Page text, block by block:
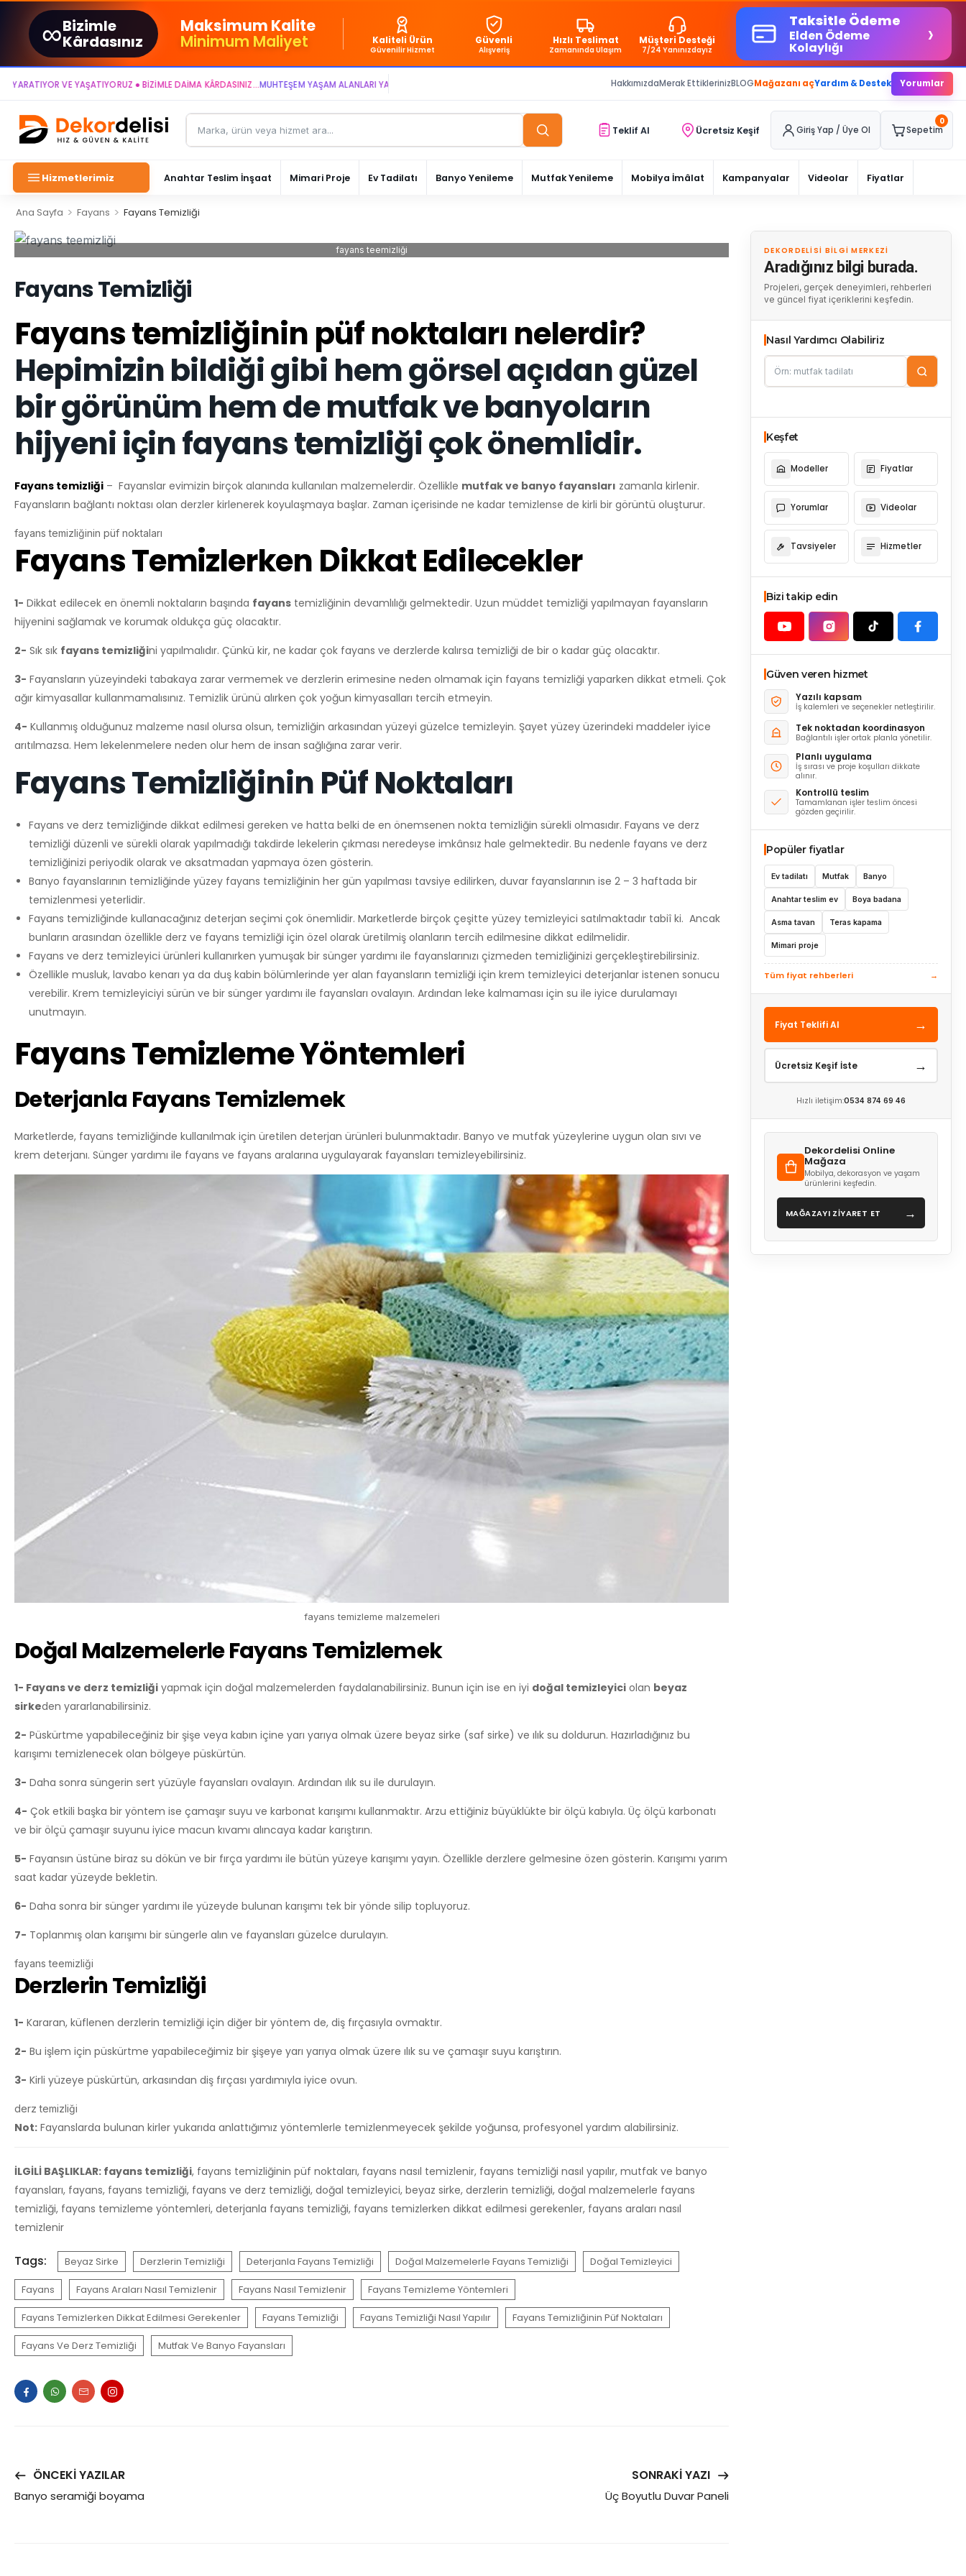
∞Bizimle
Kârdasınız
Maksimum Kalite
Minimum Maliyet Kaliteli Ürün
Güvenilir Hizmet
Güvenli
Alışveriş
Hızlı Teslimat
Zamanında Ulaşım
Müşteri Desteği
7/24 Yanınızdayız
Taksitle Ödeme
Elden Ödeme
Kolaylığı ›
VE YAŞATIYORUZ ● BİZİMLE DAİMA KÂRDASINIZ...MUHTEŞEM YAŞAM ALANLARI YARATIYOR VE YAŞATIYORUZ ● BİZİMLE DAİMA KÂRDASINIZ... HakkımızdaMerak EttiklerinizBLOGMağazanı açYardım & Destek Yorumlar
Teklif Al Ücretsiz Keşif Giriş Yap / Üye Ol
0
Sepetim
Hizmetlerimiz Anahtar Teslim İnşaat Mimari Proje Ev Tadilatı Banyo Yenileme Mutfak Yenileme Mobilya İmâlat Kampanyalar Videolar Fiyatlar
Ana Sayfa > Fayans > Fayans Temizliği
DEKORDELISI BILGI MERKEZI
Aradığınız bilgi burada.
Projeleri, gerçek deneyimleri, rehberleri
ve güncel fiyat içeriklerini keşfedin.
Nasıl Yardımcı Olabiliriz
Keşfet
Modeller Fiyatlar
Yorumlar Videolar
Tavsiyeler Hizmetler
Bizi takip edin
Güven veren hizmet
Yazılı kapsam
İş kalemleri ve seçenekler netleştirilir.
Tek noktadan koordinasyon
Bağlantılı işler ortak planla yönetilir.
Planlı uygulama
İş sırası ve proje koşulları dikkate
alınır.
Kontrollü teslim
Tamamlanan işler teslim öncesi
gözden geçirilir.
Popüler fiyatlar
Ev tadilatı Mutfak Banyo
Anahtar teslim ev Boya badana
Asma tavan Teras kapama
Mimari proje
Tüm fiyat rehberleri →
Fiyat Teklifi Al →
Ücretsiz Keşif İste →
Hızlı iletişim:0534 874 69 46
Dekordelisi Online
Mağaza
Mobilya, dekorasyon ve yaşam
ürünlerini keşfedin.
MAĞAZAYI ZİYARET ET →
fayans teemizliği
Fayans Temizliği
Fayans temizliğinin püf noktaları nelerdir?
Hepimizin bildiği gibi hem görsel açıdan güzel
bir görünüm hem de mutfak ve banyoların
hijyeni için fayans temizliği çok önemlidir.
Fayans temizliği – Fayanslar evimizin birçok alanında kullanılan malzemelerdir. Özellikle mutfak ve banyo fayansları zamanla kirlenir.
Fayansların bağlantı noktası olan derzler kirlenerek koyulaşmaya başlar. Zaman içerisinde ne kadar temizlense de kirli bir görüntü oluşturur.
fayans temizliğinin püf noktaları
Fayans Temizlerken Dikkat Edilecekler
1- Dikkat edilecek en önemli noktaların başında fayans temizliğinin devamlılığı gelmektedir. Uzun müddet temizliği yapılmayan fayansların
hijyenini sağlamak ve korumak oldukça güç olacaktır.
2- Sık sık fayans temizliğini yapılmalıdır. Çünkü kir, ne kadar çok fayans ve derzlerde kalırsa temizliği de bir o kadar güç olacaktır.
3- Fayansların yüzeyindeki tabakaya zarar vermemek ve derzlerin erimesine neden olmamak için fayans temizliği yaparken dikkat etmeli. Çok
ağır kimyasallar kullanmamalısınız. Temizlik ürünü alırken çok yoğun kimyasalları tercih etmeyin.
4- Kullanmış olduğunuz malzeme nasıl olursa olsun, temizliğin arkasından yüzeyi güzelce temizleyin. Şayet yüzey üzerindeki maddeler iyice
arıtılmazsa. Hem lekelenmelere neden olur hem de insan sağlığına zarar verir.
Fayans Temizliğinin Püf Noktaları
Fayans ve derz temizliğinde dikkat edilmesi gereken ve hatta belki de en önemsenen nokta temizliğin sürekli olmasıdır. Fayans ve derz
temizliği düzenli ve sürekli olarak yapılmadığı takdirde lekelerin çıkması neredeyse imkânsız hale gelmektedir. Bu nedenle fayans ve derz
temizliğinizi periyodik olarak ve aksatmadan yapmaya özen gösterin.
Banyo fayanslarının temizliğinde yüzey fayans temizliğinin her gün yapılması tavsiye edilirken, duvar fayanslarının ise 2 – 3 haftada bir
temizlenmesi yeterlidir.
Fayans temizliğinde kullanacağınız deterjan seçimi çok önemlidir. Marketlerde birçok çeşitte yüzey temizleyici satılmaktadır tabiî ki. Ancak
bunların arasından özellikle derz ve fayans temizliği için özel olarak üretilmiş olanların tercih edilmesine dikkat edilmelidir.
Fayans ve derz temizleyici ürünleri kullanırken yumuşak bir sünger yardımı ile fayanslarınızı çizmeden temizliğinizi gerçekleştirebilirsiniz.
Özellikle musluk, lavabo kenarı ya da duş kabin bölümlerinde yer alan fayansların temizliği için krem temizleyici deterjanlar istenen sonucu
verebilir. Krem temizleyiciyi sürün ve bir sünger yardımı ile fayansları ovalayın. Ardından leke kalmaması için su ile iyice durulamayı
unutmayın.
Fayans Temizleme Yöntemleri
Deterjanla Fayans Temizlemek
Marketlerde, fayans temizliğinde kullanılmak için üretilen deterjan ürünleri bulunmaktadır. Banyo ve mutfak yüzeylerine uygun olan sıvı ve
krem deterjanı. Sünger yardımı ile fayans ve fayans aralarına uygulayarak fayansları temizleyebilirsiniz.
fayans temizleme malzemeleri
Doğal Malzemelerle Fayans Temizlemek
1- Fayans ve derz temizliği yapmak için doğal malzemelerden faydalanabilirsiniz. Bunun için ise en iyi doğal temizleyici olan beyaz
sirkeden yararlanabilirsiniz.
2- Püskürtme yapabileceğiniz bir şişe veya kabın içine yarı yarıya olmak üzere beyaz sirke (saf sirke) ve ılık su doldurun. Hazırladığınız bu
karışımı temizlenecek olan bölgeye püskürtün.
3- Daha sonra süngerin sert yüzüyle fayansları ovalayın. Ardından ılık su ile durulayın.
4- Çok etkili başka bir yöntem ise çamaşır suyu ve karbonat karışımı kullanmaktır. Arzu ettiğiniz büyüklükte bir ölçü kabıyla. Üç ölçü karbonatı
ve bir ölçü çamaşır suyunu iyice macun kıvamı alıncaya kadar karıştırın.
5- Fayansın üstüne biraz su dökün ve bir fırça yardımı ile bütün yüzeye karışımı yayın. Özellikle derzlere gelmesine özen gösterin. Karışımı yarım
saat kadar yüzeyde bekletin.
6- Daha sonra bir sünger yardımı ile yüzeyde bulunan karışımı tek bir yönde silip topluyoruz.
7- Toplanmış olan karışımı bir süngerle alın ve fayansları güzelce durulayın.
fayans teemizliği
Derzlerin Temizliği
1- Kararan, küflenen derzlerin temizliği için diğer bir yöntem de, diş fırçasıyla ovmaktır.
2- Bu işlem için püskürtme yapabileceğimiz bir şişeye yarı yarıya olmak üzere ılık su ve çamaşır suyu karıştırın.
3- Kirli yüzeye püskürtün, arkasından diş fırçası yardımıyla iyice ovun.
derz temizliği
Not: Fayanslarda bulunan kirler yukarıda anlattığımız yöntemlerle temizlenmeyecek şekilde yoğunsa, profesyonel yardım alabilirsiniz.
İLGİLİ BAŞLIKLAR: fayans temizliği, fayans temizliğinin püf noktaları, fayans nasıl temizlenir, fayans temizliği nasıl yapılır, mutfak ve banyo
fayansları, fayans, fayans temizliği, fayans ve derz temizliği, doğal temizleyici, beyaz sirke, derzlerin temizliği, doğal malzemelerle fayans
temizliği, fayans temizleme yöntemleri, deterjanla fayans temizliği, fayans temizlerken dikkat edilmesi gerekenler, fayans araları nasıl
temizlenir
Tags: Beyaz Sirke Derzlerin Temizliği Deterjanla Fayans Temizliği Doğal Malzemelerle Fayans Temizliği Doğal Temizleyici
Fayans Fayans Araları Nasıl Temizlenir Fayans Nasıl Temizlenir Fayans Temizleme Yöntemleri
Fayans Temizlerken Dikkat Edilmesi Gerekenler Fayans Temizliği Fayans Temizliği Nasıl Yapılır Fayans Temizliğinin Püf Noktaları
Fayans Ve Derz Temizliği Mutfak Ve Banyo Fayansları
ÖNCEKI YAZILAR
Banyo seramiği boyama
SONRAKI YAZI
Üç Boyutlu Duvar Paneli